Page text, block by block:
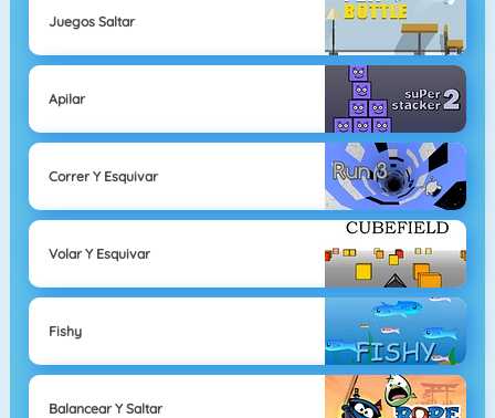
Juegos Saltar
Apilar
Correr Y Esquivar
Volar Y Esquivar
Fishy
Balancear Y Saltar